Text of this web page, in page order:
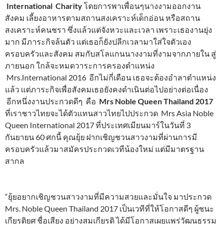
International Charityโดยการพาเพื่อนๆนางงามออกงาน
สังคม เลี้ยงอาหารตามสถานสงเคราะห์เด็กอ่อน หรือสถาน
สงเคราะห์คนชรา ซึ่งแล้วแต่จังหวะและเวลา เพราะเธองานยุ่ง
มาก มีภาระกิจล้นตัว แต่เธอก็ยังปลีกเวลามาใส่ใจตัวเอง
ครอบครัวและสังคม สมกับสโลแกนนางงามที่งามจากภายใน สู่
ภายนอก ใกล้จะหมดวาระการครองตำแหน่ง
Mrs.International 2016 อีกไม่กี่เดือน เธอจะต้องอำลาตำแหน่ง
แล้ว แต่ภาระกิจเพื่อสังคมเธอยังคงดำเนินต่อไปอย่างต่อเนื่อง
อีกหนึ่งงานประกวดดีๆ คือ Mrs Noble Queen Thailand 2017
ที่เราชาวไทยจะได้ตัวแทนสาวไทยไปประกวด Mrs Asia Noble
Queen International 2017 ที่ประเทศเมียนมาร์ในวันที่ 3
กันยายน 60 ศกนี้ คุณยุ้ย ฝากเชิญชวนสาวงามที่ผ่านการมี
ครอบครัวแล้วมาสมัครประกวดเวทีน้องใหม่ แต่มีมาตรฐาน
สากล
“ยุ้ยอยากเชิญชวนสาวงามที่มีความสวยและมั่นใจ มาประกวด
Mrs. Noble Queen Thailand 2017 เป็นเวทีที่ให้โอกาสดีๆ ผู้ชนะ
เกียรติยศ ชื่อเสียง อย่างสมเกียรติ ได้มีโอกาสเผยแพร่วัฒนธรรม